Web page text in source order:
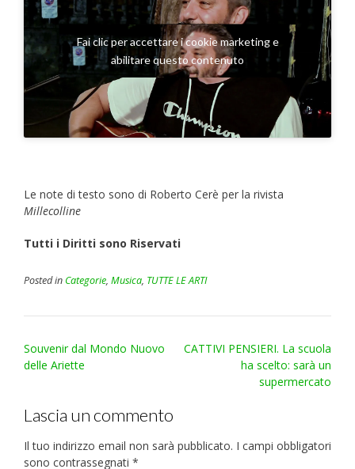
Fai clic per accettare i cookie marketing e
abilitare questo contenuto
Le note di testo sono di Roberto Cerè per la rivista
Millecolline
Tutti i Diritti sono Riservati
Posted in Categorie, Musica, TUTTE LE ARTI
Post
navigation
Souvenir dal Mondo Nuovo
delle Ariette
CATTIVI PENSIERI. La scuola
ha scelto: sarà un
supermercato
Lascia un commento
Il tuo indirizzo email non sarà pubblicato. I campi obbligatori
sono contrassegnati *